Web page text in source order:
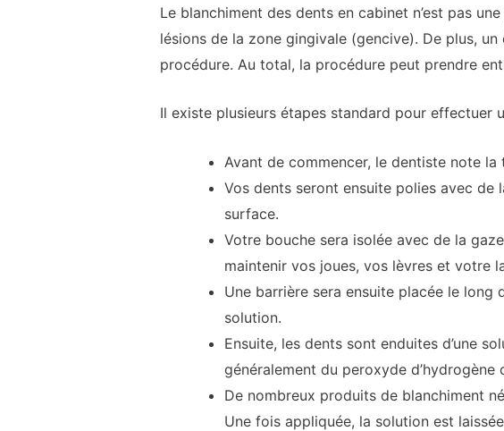
Le blanchiment des dents en cabinet n’est pas
lésions de la zone gingivale (gencive). De plus,
procédure. Au total, la procédure peut prendre
Il existe plusieurs étapes standard pour effectuer
Avant de commencer, le dentiste note
Vos dents seront ensuite polies avec de
surface.
Votre bouche sera isolée avec de la
maintenir vos joues, vos lèvres et votre
Une barrière sera ensuite placée le
solution.
Ensuite, les dents sont enduites d’une
généralement du peroxyde
De nombreux produits de blanchiment
Une fois appliquée, la solution est